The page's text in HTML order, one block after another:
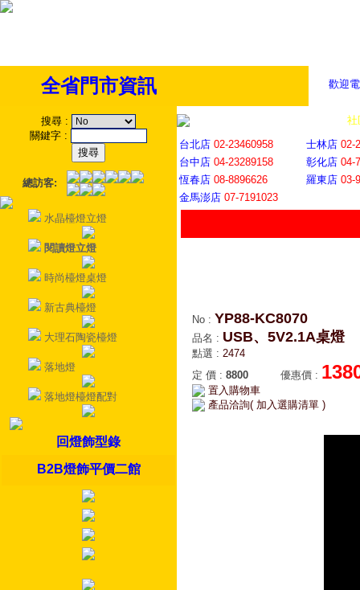
歡迎
全省門市資訊
搜尋 :
關鍵字 :
總訪客:
水晶檯燈立燈
閱讀燈立燈
時尚檯燈桌燈
新古典檯燈
大理石陶瓷檯燈
落地燈
落地燈檯燈配對
回燈飾型錄
B2B燈飾平價二館
社
台北店 02-23460958 士林店 02-
台中店 04-23289158 彰化店 04-
恆春店 08-8896626 羅東店 03-
金馬澎店 07-7191023
No : YP88-KC8070
品名 : USB、5V2.1A桌燈
點選 : 2474
定 價 : 8800 優惠價 :
置入購物車
產品洽詢( 加入選購清單 )